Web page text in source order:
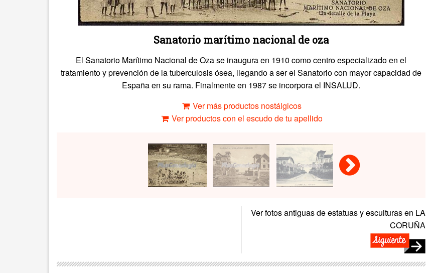
Sanatorio marítimo nacional de oza
El Sanatorio Marítimo Nacional de Oza se inaugura en 1910 como centro especializado en el
tratamiento y prevención de la tuberculosis ósea, llegando a ser el Sanatorio con mayor capacidad de
España en su rama. Finalmente en 1987 se incorpora el INSALUD.
Ver más productos nostálgicos
Ver productos con el escudo de tu apellido
Ver fotos antiguas de estatuas y esculturas en LA
CORUÑA